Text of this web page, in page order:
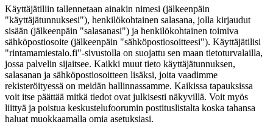
Käyttäjätiliin tallennetaan ainakin nimesi (jälkeenpäin
"käyttäjätunnuksesi"), henkilökohtainen salasana, jolla kirjaudut
sisään (jälkeenpäin "salasanasi") ja henkilökohtainen toimiva
sähköpostiosoite (jälkeenpäin "sähköpostiosoitteesi"). Käyttäjätilisi
"rintamamiestalo.fi"-sivustolla on suojattu sen maan tietoturvalailla,
jossa palvelin sijaitsee. Kaikki muut tieto käyttäjätunnuksen,
salasanan ja sähköpostiosoitteen lisäksi, joita vaadimme
rekisteröityessä on meidän hallinnassamme. Kaikissa tapauksissa
voit itse päättää mitkä tiedot ovat julkisesti näkyvillä. Voit myös
liittyä ja poistua keskustelufoorumin postituslistalta koska tahansa
haluat muokkaamalla omia asetuksiasi.